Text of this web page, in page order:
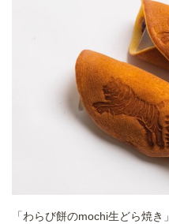
「わらび餅のmochi生どら焼き」